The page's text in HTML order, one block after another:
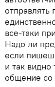
все-таки
Надо ли
если
и так видно
общение со